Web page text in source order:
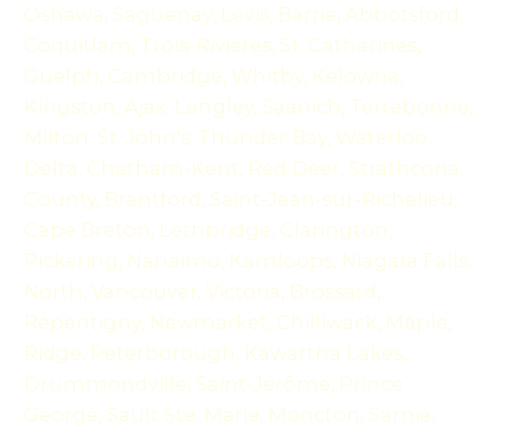
Oshawa, Saguenay, Lévis, Barrie, Abbotsford,
Coquitlam, Trois-Rivières, St. Catharines,
Guelph, Cambridge, Whitby, Kelowna,
Kingston, Ajax, Langley, Saanich, Terrebonne,
Milton, St. John's, Thunder Bay, Waterloo,
Delta, Chatham-Kent, Red Deer, Strathcona,
County, Brantford, Saint-Jean-sur-Richelieu,
Cape Breton, Lethbridge, Clarington,
Pickering, Nanaimo, Kamloops, Niagara Falls,
North, Vancouver, Victoria, Brossard,
Repentigny, Newmarket, Chilliwack, Maple,
Ridge, Peterborough, Kawartha Lakes,
Drummondville, Saint-Jérôme, Prince
George, Sault Ste. Marie, Moncton, Sarnia,